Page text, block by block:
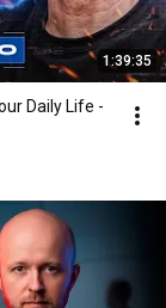
1:39:35
Daily Life -